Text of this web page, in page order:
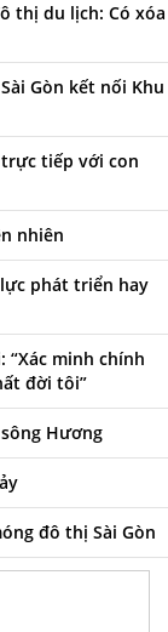
thị du lịch: Có xóa
Gòn kết nối Khu
trực tiếp với con
nhiên
phát triển hay
“Xác minh chính
đời tôi”
Hương
đô thị Sài Gòn